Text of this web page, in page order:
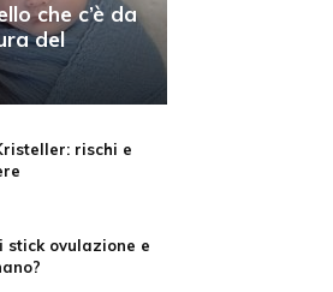
che c’è da
del
rischi e
stick ovulazione e